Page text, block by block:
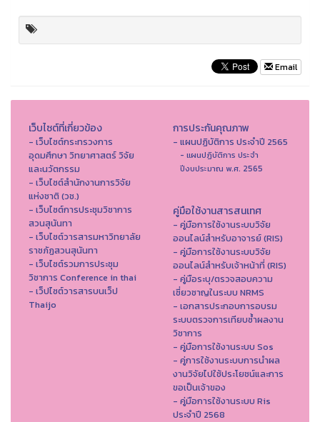
Email
เว็บไซต์ที่เกี่ยวข้อง
- เว็บไซต์กระทรวงการ
อุดมศึกษา วิทยาศาสตร์ วิจัย
และนวัตกรรม
- เว็บไซต์สำนักงานการวิจัย
แห่งชาติ (วช.)
- เว็บไซต์การประชุมวิชาการ
สวนสุนันทา
- เว็บไซต์วารสารมหาวิทยาลัย
ราชภัฏสวนสุนันทา
- เว็บไซต์รวมการประชุม
วิชาการ Conference in thai
- เว็ปไซต์วารสารบนเว็ป
Thaijo
การประกันคุณภาพ
- แผนปฏิบัติการ ประจำปี 2565
- แผนปฏิบัติการ ประจำ
ปีงบประมาณ พ.ศ. 2565
คู่มือใช้งานสารสนเทศ
- คู่มือการใช้งานระบบวิจัย
ออนไลน์สำหรับอาจารย์ (RIS)
- คู่มือการใช้งานระบบวิจัย
ออนไลน์สำหรับเจ้าหน้าที่ (RIS)
- คู่มือระบุ/ตรวจสอบความ
เชี่ยวชาญในระบบ NRMS
- เอกสารประกอบการอบรม
ระบบตรวจการเทียบซ้ำผลงาน
วิชาการ
- คู่มือการใช้งานระบบ Sos
- คู่การใช้งานระบบการนำผล
งานวิจัยไปใช้ประโยชน์และการ
ขอเป็นเจ้าของ
- คู่มือการใช้งานระบบ Ris
ประจำปี 2568